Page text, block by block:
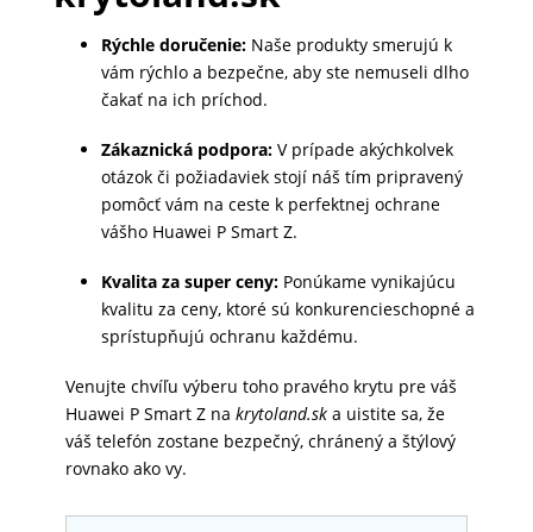
Rýchle doručenie:Naše produkty smerujú k
vám rýchlo a bezpečne, aby ste nemuseli dlho
čakať na ich príchod.
Zákaznická podpora:V prípade akýchkolvek
otázok či požiadaviek stojí náš tím pripravený
pomôcť vám na ceste k perfektnej ochrane
vášho Huawei P Smart Z.
Kvalita za super ceny:Ponúkame vynikajúcu
kvalitu za ceny, ktoré sú konkurencieschopné a
sprístupňujú ochranu každému.
Venujte chvíľu výberu toho pravého krytu pre váš
Huawei P Smart Z na krytoland.ska uistite sa, že
váš telefón zostane bezpečný, chránený a štýlový
rovnako ako vy.